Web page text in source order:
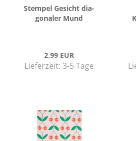
Stem­pel Ge­sicht dia­
go­na­ler Mund
2,99 EUR
Lieferzeit: 3-5 Tage